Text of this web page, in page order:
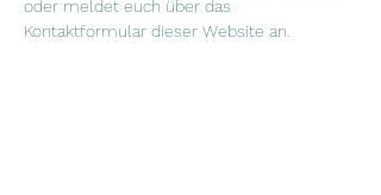
oder meldet euch über das
Kontaktformular dieser Website an.